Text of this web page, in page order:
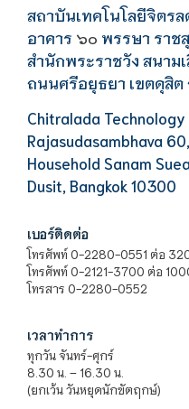
สถาบันเทคโนโลยีจิตรล
อาคาร ๖๐ พรรษา ราช
สำนักพระราชวัง สนาม
ถนนศรีอยุธยา เขตดุสิต
Chitralada
Rajasudasambhava
Household Sanam
Dusit, Bangkok 10300
เบอร์ติดต่อ
โทรศัพท์ 0-2280-0551 ต่อ
โทรศัพท์ 0-2121-3700 ต่อ
โทรสาร 0-2280-0552
เวลาทำการ
ทุกวัน จันทร์-ศุกร์
8.30 น. – 16.30 น.
(ยกเว้น วันหยุดนักขัตฤกษ์)